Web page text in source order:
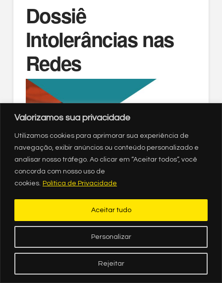
Valorizamos sua privacidade
Utilizamos cookies para aprimorar sua experiência de
navegação, exibir anúncios ou conteúdo personalizado e
analisar nosso tráfego. Ao clicar em “Aceitar todos”, você
concorda com nosso uso de
cookies. Política de Privacidade
Personalizar
Rejeitar
Aceitar tudo
Dossiê
Intolerâncias nas
Redes
Comunica Que Muda (CQM), uma iniciativa da
agência nova/sb, monitorou dez tipos de
aparência das pessoas, às suas classes sociais, às
inúmeras deficiências, à homofobia, misoginia,